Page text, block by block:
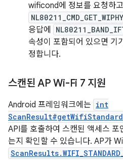
wificond에 정보를 요청하
NL80211_CMD_GET_WIPHY
응답에
속성이 포함되어 있으면 기
정합니다.
스캔된 AP Wi-Fi 7 지원
Android 프레임워크에는 int
API를 호출하여 스캔된 액세스
는지 확인할 수 있습니다. AP가